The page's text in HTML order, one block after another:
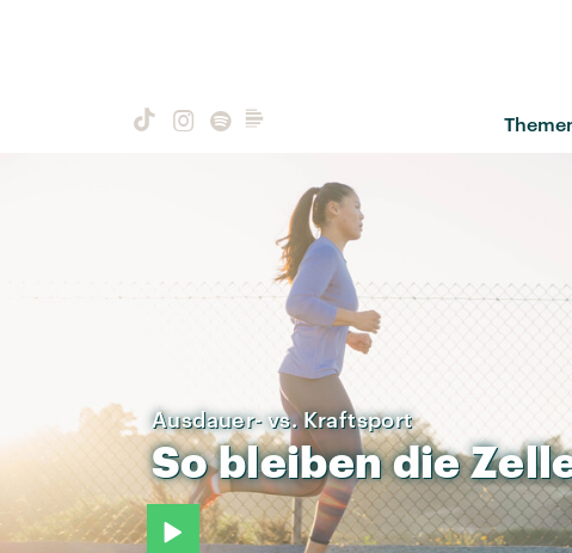
Ausdauer- vs. Kraftsport
Sobleibendie